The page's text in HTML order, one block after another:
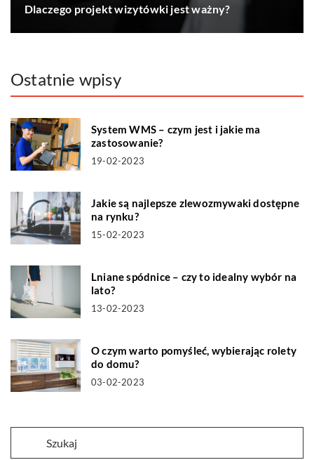
Dlaczego projekt wizytówki jest ważny?
Ostatnie wpisy
System WMS – czym jest i jakie ma
zastosowanie?
19-02-2023
Jakie są najlepsze zlewozmywaki dostępne
na rynku?
15-02-2023
Lniane spódnice – czy to idealny wybór na
lato?
13-02-2023
O czym warto pomyśleć, wybierając rolety
do domu?
03-02-2023